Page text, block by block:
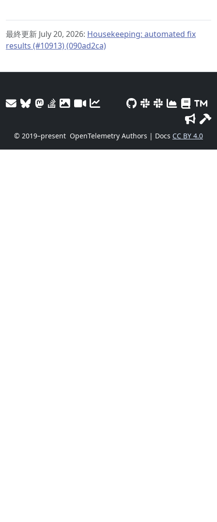
最終更新 July 20, 2026: Housekeeping: automated fix
results (#10913) (090ad2ca)
© 2019–present OpenTelemetry Authors | Docs CC BY 4.0